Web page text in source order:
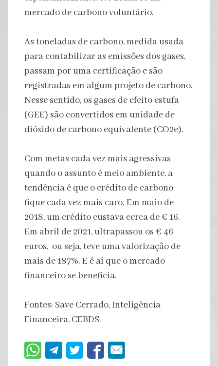
mercado de carbono voluntário.
As toneladas de carbono, medida usada
para contabilizar as emissões dos gases,
passam por uma certificação e são
registradas em algum projeto de carbono.
Nesse sentido, os gases de efeito estufa
(GEE) são convertidos em unidade de
dióxido de carbono equivalente (CO2e).
Com metas cada vez mais agressivas
quando o assunto é meio ambiente, a
tendência é que o crédito de carbono
fique cada vez mais caro. Em maio de
2018, um crédito custava cerca de € 16.
Em abril de 2021, ultrapassou os € 46
euros, ou seja, teve uma valorização de
mais de 187%. E é aí que o mercado
financeiro se beneficia.
Fontes: Save Cerrado, Inteligência
Financeira, CEBDS.